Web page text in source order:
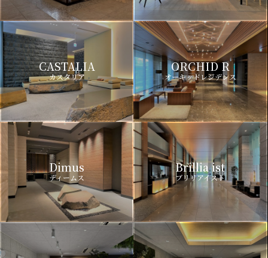
CASTALIA
カスタリア
ORCHID R
オーキッドレジデンス
Dimus
ディームス
Brillia ist
ブリリアイスト